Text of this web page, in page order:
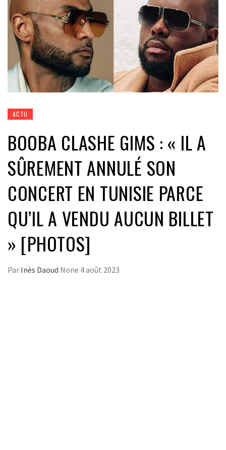
ACTU
BOOBA CLASHE GIMS : « IL A
SÛREMENT ANNULÉ SON
CONCERT EN TUNISIE PARCE
QU’IL A VENDU AUCUN BILLET
» [PHOTOS]
Par Inès Daoud None 4 août 2023